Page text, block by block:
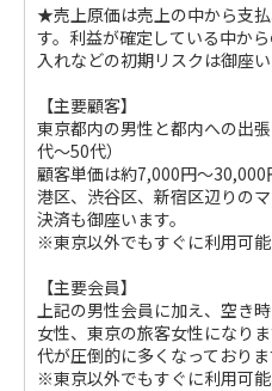
★売上原価は売上の中から支
す。利益が確定している中か
入れなどの初期リスクは御座い
【主要顧客】
東京都内の男性と都内への出
代～50代）
顧客単価は約7,000円～30,000
港区、渋谷区、新宿区辺りの
決済も御座います。
※東京以外でもすぐに利用可能
【主要会員】
上記の男性会員に加え、空き
女性、東京の旅客女性になり
代が圧倒的に多くなっておりま
※東京以外でもすぐに利用可能